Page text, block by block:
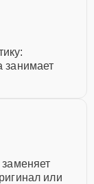
занимает
или